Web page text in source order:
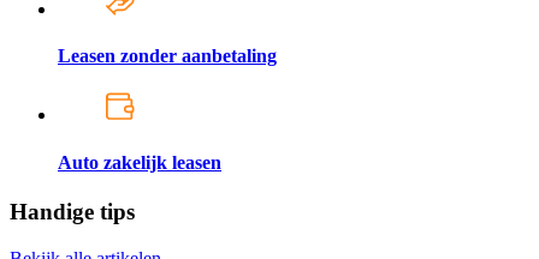
Leasen zonder aanbetaling
Auto zakelijk leasen
Handige tips